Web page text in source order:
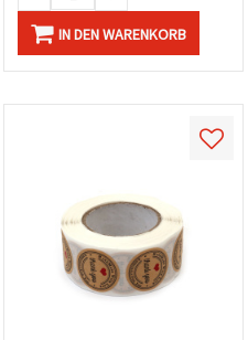
IN DEN WARENKORB